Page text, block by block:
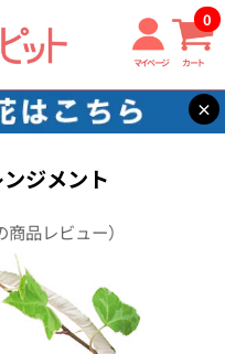
マイページ カート
0
×
】ひまわりのバスケットアレン
ジメント
商品レビュー）